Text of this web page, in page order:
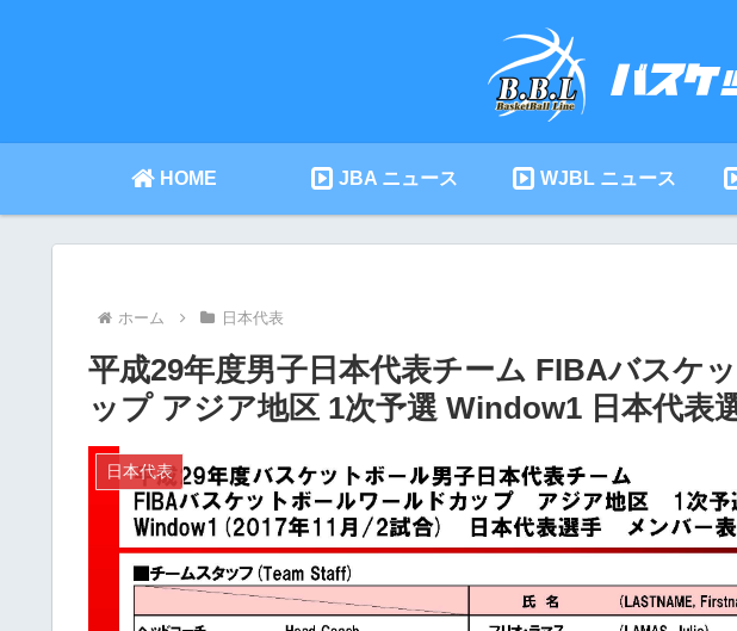
HOME JBA ニュース WJBL ニュース
ホーム 日本代表
平成29年度男子日本代表チーム FIBAバスケ
ップ アジア地区 1次予選 Window1 日本代表
日本代表